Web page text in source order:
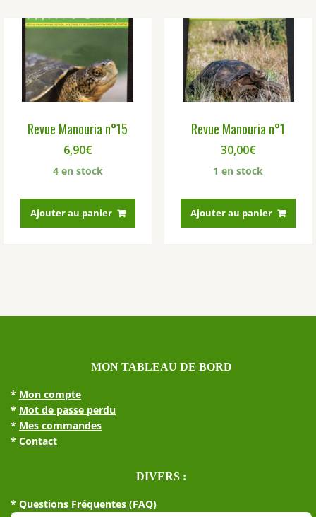
Revue Manouria n°15
6,90€
4 en stock
Ajouter au panier
Revue Manouria n°1
30,00€
1 en stock
Ajouter au panier
MON TABLEAU DE BORD
* Mon compte
* Mot de passe perdu
* Mes commandes
* Contact
DIVERS :
* Questions Fréquentes (FAQ)